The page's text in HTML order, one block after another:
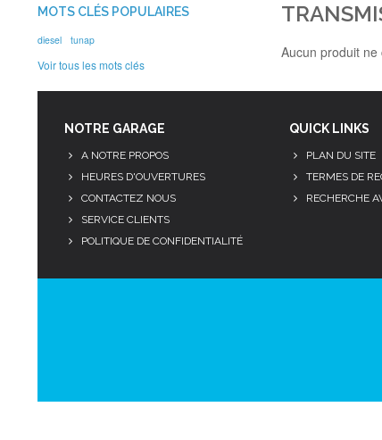
Aucun produit
MOTS CLÉS POPULAIRES
diesel tunap
Voir tous les mots clés
NOTRE GARAGE
A NOTRE PROPOS
HEURES D'OUVERTURES
CONTACTEZ NOUS
SERVICE CLIENTS
POLITIQUE DE CONFIDENTIALITÉ
QUICK LINKS
PLAN DU SITE
TERMES DE
RECHERCHE